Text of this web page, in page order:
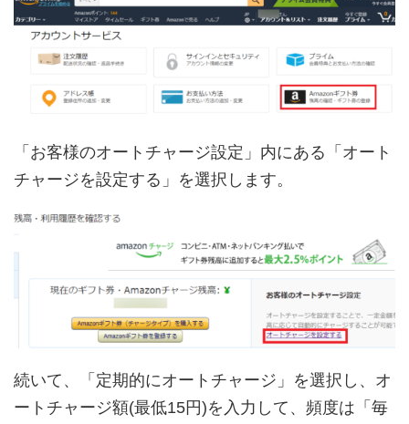
「お客様のオートチャージ設定」内にある「オート
チャージを設定する」を選択します。
続いて、「定期的にオートチャージ」を選択し、オ
ートチャージ額(最低15円)を入力して、頻度は「毎